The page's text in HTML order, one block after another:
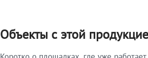
Объекты с этой